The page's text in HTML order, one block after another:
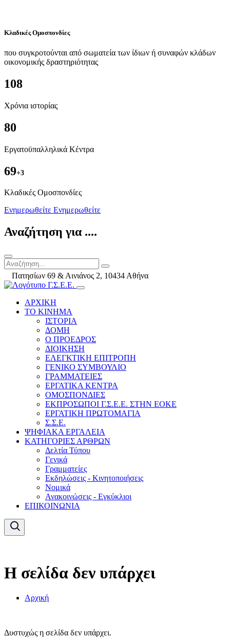
Κλαδικές Ομοσπονδίες
που συγκροτούνται από σωματεία των ίδιων ή συναφών κλάδων
οικονομικής δραστηριότητας
108
Χρόνια ιστορίας
80
Εργατοϋπαλληλικά Κέντρα
69+3
Kλαδικές Ομοσπονδίες
Ενημερωθείτε Ενημερωθείτε
Αναζήτηση για ....
Πατησίων 69 & Αινιάνος 2, 10434 Αθήνα
ΑΡΧΙΚΗ
ΤΟ ΚΙΝΗΜΑ
ΙΣΤΟΡΙΑ
ΔΟΜΗ
Ο ΠΡΟΕΔΡΟΣ
ΔΙΟΙΚΗΣΗ
ΕΛΕΓΚΤΙΚΗ ΕΠΙΤΡΟΠΗ
ΓΕΝΙΚΟ ΣΥΜΒΟΥΛΙΟ
ΓΡΑΜΜΑΤΕΙΕΣ
ΕΡΓΑΤΙΚΑ ΚΕΝΤΡΑ
ΟΜΟΣΠΟΝΔΙΕΣ
ΕΚΠΡΟΣΩΠΟΙ Γ.Σ.Ε.Ε. ΣΤΗΝ ΕΟΚΕ
ΕΡΓΑΤΙΚΗ ΠΡΩΤΟΜΑΓΙΑ
Σ.Σ.Ε.
ΨΗΦΙΑΚΑ ΕΡΓΑΛΕΙΑ
ΚΑΤΗΓΟΡΙΕΣ ΑΡΘΡΩΝ
Δελτία Τύπου
Γενικά
Γραμματείες
Εκδηλώσεις - Κινητοποιήσεις
Νομικά
Ανακοινώσεις - Εγκύκλιοι
ΕΠΙΚΟΙΝΩΝΙΑ
Η σελίδα δεν υπάρχει
Αρχική
Δυστυχώς η σελίδα δεν υπάρχει.